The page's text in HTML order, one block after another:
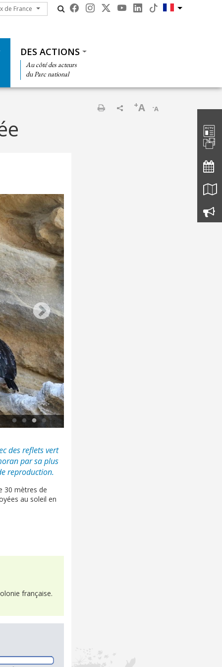
de France
de France
DES ACTIONS
Au côté des acteurs
du Parc national
-A
+A
des reflets vert
par sa plus
reproduction.
30 mètres de
au soleil en
française.